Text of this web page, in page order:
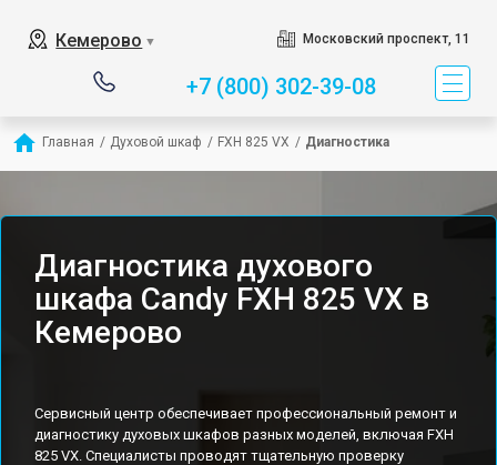
Кемерово ▼ Московский проспект, 11
+7 (800) 302-39-08
Главная / Духовой шкаф / FXH 825 VX / Диагностика
Диагностика духового
шкафа Candy FXH 825 VX в
Кемерово
Сервисный центр обеспечивает профессиональный ремонт и
диагностику духовых шкафов разных моделей, включая FXH
825 VX. Специалисты проводят тщательную проверку